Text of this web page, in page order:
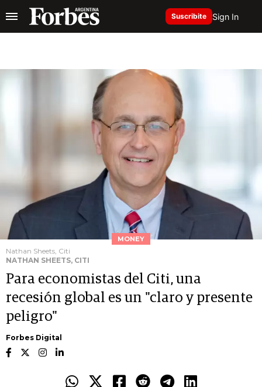
Suscribite Sign In
MONEY
Nathan Sheets, Citi
NATHAN SHEETS, CITI
Para economistas del Citi, una
recesión global es un "claro y presente
peligro"
Forbes Digital